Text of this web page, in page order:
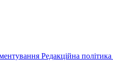
Редакційна політика